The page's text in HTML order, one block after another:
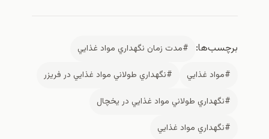
برچسب‌ها:
#مدت زمان نگهداري مواد غذايي
#مواد غذايي
#نگهداري طولاني مواد غذايي در فريزر
#نگهداري طولاني مواد غذايي در يخچال
#نگهداري مواد غذايي